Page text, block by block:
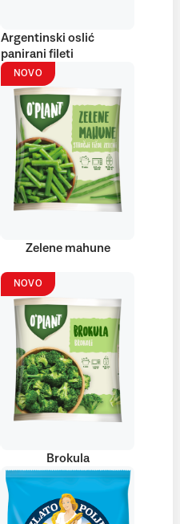
Argentinski oslić
panirani fileti
NOVO
Zelene mahune
NOVO
Brokula